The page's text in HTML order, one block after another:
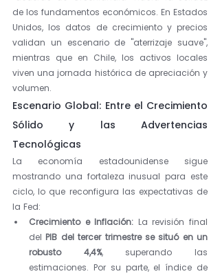
de los fundamentos económicos. En Estados
Unidos, los datos de crecimiento y precios
validan un escenario de "aterrizaje suave",
mientras que en Chile, los activos locales
viven una jornada histórica de apreciación y
volumen.
Escenario Global: Entre el Crecimiento
Sólido y las Advertencias
Tecnológicas
La economía estadounidense sigue
mostrando una fortaleza inusual para este
ciclo, lo que reconfigura las expectativas de
la Fed:
Crecimiento e Inflación: La revisión final
del PIB del tercer trimestre se situó en un
robusto 4,4%, superando las
estimaciones. Por su parte, el índice de